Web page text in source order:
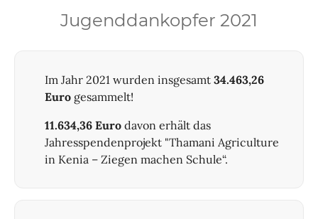
Jugenddankopfer 2021
Im Jahr 2021 wurden insgesamt 34.463,26
Euro gesammelt!
11.634,36 Euro davon erhält das
Jahresspendenprojekt "Thamani Agriculture
in Kenia – Ziegen machen Schule“.